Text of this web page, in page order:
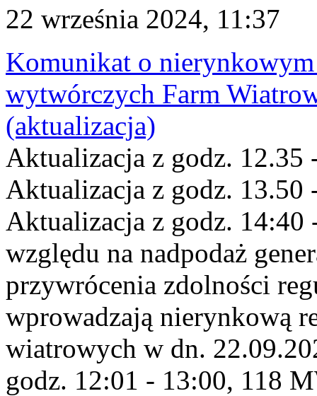
22 września 2024, 11:37
Komunikat o
wytwórczych Farm
(aktualizacja)
Aktualizacja z godz. 12.35
Aktualizacja z godz. 13.50
Aktualizacja z godz. 14:40
względu na nadpodaż
przywrócenia zdolności
wprowadzają nierynkową
wiatrowych w dn.
godz. 12:01 - 13:00, 118